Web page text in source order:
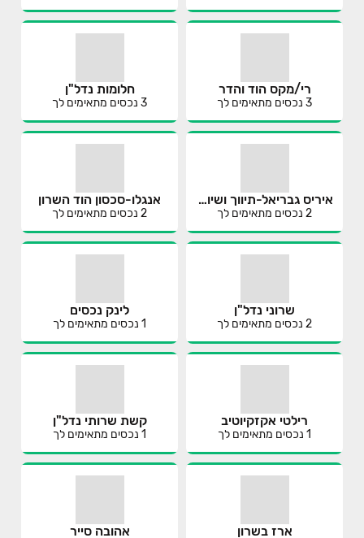
רי/מקס הוד והדר
3 נכסים מתאימים לך
חלומות נדל"ן
3 נכסים מתאימים לך
איריס גבריאל-תיווך ושיווק נדל"ן
2 נכסים מתאימים לך
אנגלו-סכסון הוד השרון
2 נכסים מתאימים לך
שרוני נדל"ן
2 נכסים מתאימים לך
לינק נכסים
1 נכסים מתאימים לך
רילטי אקזקיוטיב
1 נכסים מתאימים לך
קשת שרותי נדל"ן
1 נכסים מתאימים לך
ארז בשרון אהובה סייר